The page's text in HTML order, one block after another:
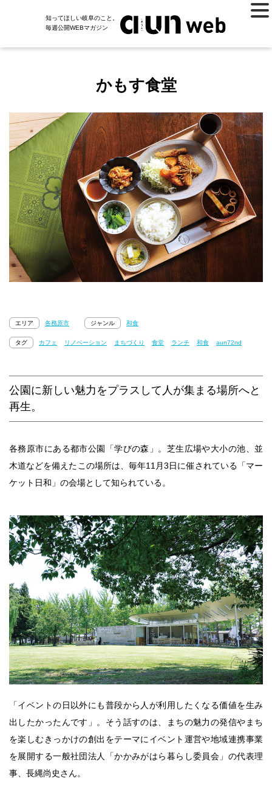
知ってほしい岐阜のこと。
毎週公開WEBマガジン
かもす食堂
エリア 各務原市 ジャンル 和食
タグ カフェ リノベーション まちづくり 食堂 ランチ 和食 aun72nd
公園に新しい魅力をプラスして人が集まる場所へと
再生。
各務原市にある都市公園「学びの森」。芝生広場や大小の池、並
木道などを備えたこの場所は、毎年11月3日に催されている「マー
ケット日和」の会場として知られている。
「イベントの日以外にも普段から人が利用したくなる価値を生み
出したかったんです」。そう話すのは、まちの魅力の発信やまち
を楽しむきっかけの創出をテーマにイベント運営や地域連携事業
を展開する一般社団法人「かかみがはら暮らし委員会」の代表理
事、長縄尚史さん。